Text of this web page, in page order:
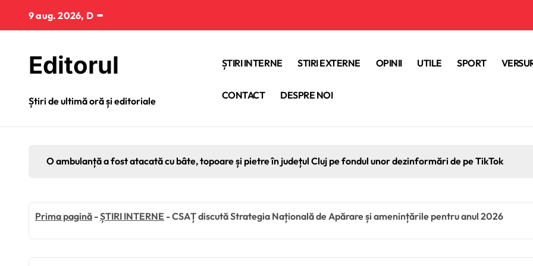
conținut
9 aug. 2026, D
Editorul
Știri de ultimă oră și editoriale
ȘTIRI INTERNE STIRI EXTERNE OPINII UTILE SPORT
CONTACT DESPRE NOI
O ambulanță a fost atacată cu bâte, topoare și pietre în județul Cluj pe fondul unor dezinformări de pe TikTok
Prima pagină -ȘTIRI INTERNE -CSAȚ discută Strategia Națională de Apărare și amenințările pentru anul 2026